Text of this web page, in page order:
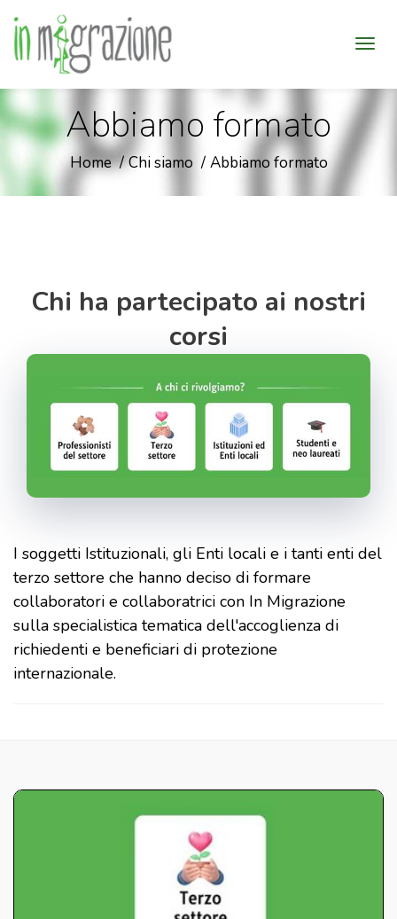
Abbiamo formato
Home Chi siamo Abbiamo formato
Chi ha partecipato ai nostri
corsi
I soggetti Istituzionali, gli Enti locali e i tanti enti del
terzo settore che hanno deciso di formare
collaboratori e collaboratrici con In Migrazione
sulla specialistica tematica dell'accoglienza di
richiedenti e beneficiari di protezione
internazionale.